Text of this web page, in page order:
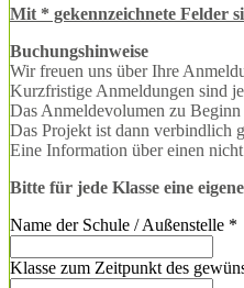
Mit * gekennzeichnete Felder
Buchungshinweise
Wir freuen uns über Ihre
Kurzfristige Anmeldungen sind
Das Anmeldevolumen zu Beginn
Das Projekt ist dann verbindlich
Eine Information über einen
Bitte für jede Klasse eine
Name der Schule / Außenstelle *
Klasse zum Zeitpunkt des